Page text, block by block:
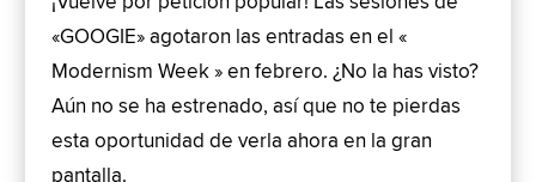
«GOOGIE» agotaron las entradas en el «
Modernism Week » en febrero. ¿No la has visto?
Aún no se ha estrenado, así que no te pierdas
esta oportunidad de verla ahora en la gran
pantalla.